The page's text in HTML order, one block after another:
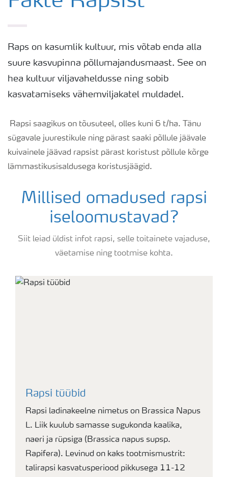
Rapsi puudushaigused
Väetamisprogrammid
Keskkonnahoid
Raps on kasumlik kultuur, mis võtab enda alla
suure kasvupinna põllumajandusmaast. See on
hea kultuur viljavaheldusse ning sobib
kasvatamiseks vähemviljakatel muldadel.
Rapsi saagikus on tõusuteel, olles kuni 6 t/ha. Tänu
sügavale juurestikule ning pärast saaki põllule jäävale
kuivainele jäävad rapsist pärast koristust põllule kõrge
lämmastikusisaldusega koristusjäägid.
Millised omadused rapsi
iseloomustavad?
Siit leiad üldist infot rapsi, selle toitainete vajaduse,
väetamise ning tootmise kohta.
Rapsi tüübid
Rapsi ladinakeelne nimetus on Brassica Napus
L. Liik kuulub samasse sugukonda kaalika,
naeri ja rüpsiga (Brassica napus supsp.
Rapifera). Levinud on kaks tootmismustrit:
talirapsi kasvatusperiood pikkusega 11-12